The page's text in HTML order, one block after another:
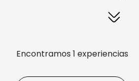
Encontramos 1 experiencias